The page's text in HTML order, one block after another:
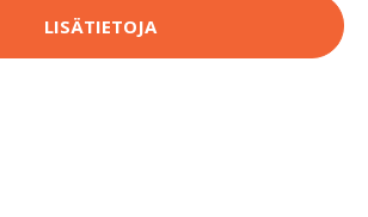
LISÄTIETOJA